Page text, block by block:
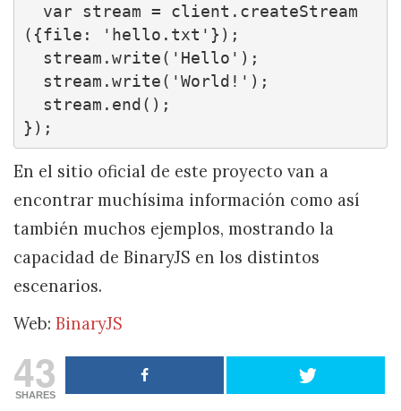
({file: 'hello.txt'});
});
En el sitio oficial de este proyecto van a
encontrar muchísima información como así
también muchos ejemplos, mostrando la
capacidad de BinaryJS en los distintos
escenarios.
Web: BinaryJS
43
SHARES